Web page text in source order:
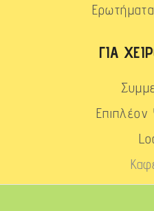
ΓΙΑ
Επιπλέον